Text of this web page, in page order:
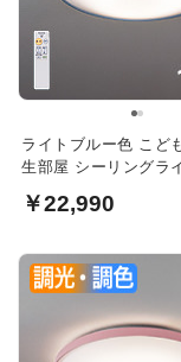
ライトブルー色 こど
生部屋 シーリングラ
￥22,990